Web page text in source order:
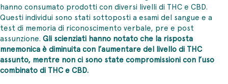
hanno consumato prodotti con diversi livelli di THC e CBD.
Questi individui sono stati sottoposti a esami del sangue e a
test di memoria di riconoscimento verbale, pre e post
assunzione. Gli scienziati hanno notato che la risposta
mnemonica è diminuita con l’aumentare del livello di THC
assunto, mentre non ci sono state compromissioni con l’uso
combinato di THC e CBD.